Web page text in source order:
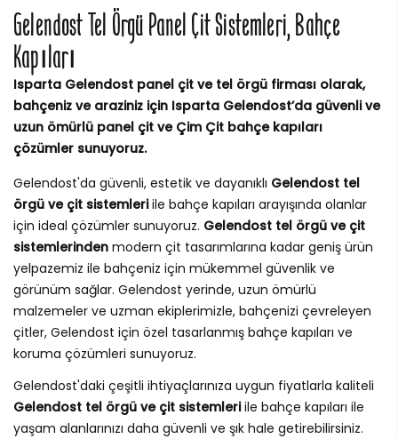
Gelendost Tel Örgü Panel Çit Sistemleri, Bahçe
Kapıları
Isparta Gelendost panel çit ve tel örgü firması olarak,
bahçeniz ve araziniz için Isparta Gelendost’da güvenli ve
uzun ömürlü panel çit ve Çim Çit bahçe kapıları
çözümler sunuyoruz.
Gelendost'da güvenli, estetik ve dayanıklı Gelendost tel
örgü ve çit sistemleriile bahçe kapıları arayışında olanlar
için ideal çözümler sunuyoruz. Gelendost tel örgü ve çit
sistemlerinden modern çit tasarımlarına kadar geniş ürün
yelpazemiz ile bahçeniz için mükemmel güvenlik ve
görünüm sağlar. Gelendost yerinde, uzun ömürlü
malzemeler ve uzman ekiplerimizle, bahçenizi çevreleyen
çitler, Gelendost için özel tasarlanmış bahçe kapıları ve
koruma çözümleri sunuyoruz.
Gelendost'daki çeşitli ihtiyaçlarınıza uygun fiyatlarla kaliteli
Gelendost tel örgü ve çit sistemleriile bahçe kapıları ile
yaşam alanlarınızı daha güvenli ve şık hale getirebilirsiniz.